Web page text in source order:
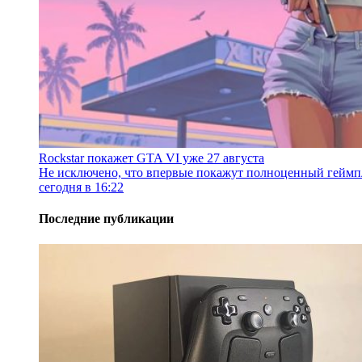
Rockstar покажет GTA VI уже 27 августа
Не исключено, что впервые покажут полноценный
сегодня в 16:22
Последние публикации